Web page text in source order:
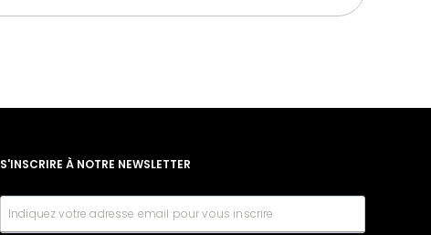
S'INSCRIRE À NOTRE NEWSLETTER